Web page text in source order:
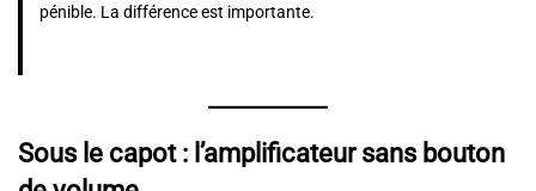
pénible. La différence est importante.
Sous le capot : l’amplificateur sans bouton